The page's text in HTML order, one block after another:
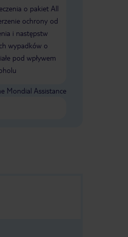
o pakiet All
ochrony od
i następstw
wypadków o
pod wpływem
Mondial Assistance